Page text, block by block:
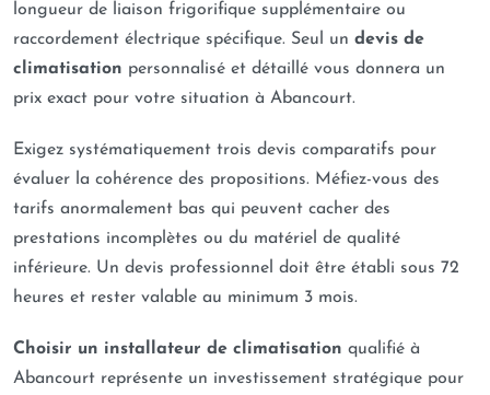
longueur de liaison frigorifique supplémentaire ou
raccordement électrique spécifique. Seul un devis de
climatisation personnalisé et détaillé vous donnera un
prix exact pour votre situation à Abancourt.
Exigez systématiquement trois devis comparatifs pour
évaluer la cohérence des propositions. Méfiez-vous des
tarifs anormalement bas qui peuvent cacher des
prestations incomplètes ou du matériel de qualité
inférieure. Un devis professionnel doit être établi sous 72
heures et rester valable au minimum 3 mois.
Choisir un installateur de climatisation qualifié à
Abancourt représente un investissement stratégique pour